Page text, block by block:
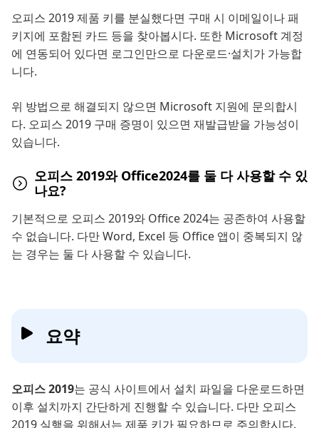
오피스 2019 제품 키를 분실했다면 구매 시 이메일이나 패
키지에 포함된 카드 등을 찾아봅시다. 또한 Microsoft 계정
에 연동되어 있다면 로그인만으로 다운로드·설치가 가능합
니다.
위 방법으로 해결되지 않으면 Microsoft 지원에 문의합시
다. 오피스 2019 구매 증명이 있으면 재발급받을 가능성이
있습니다.
오피스 2019와 Office2024를 둘 다 사용할 수 있
나요?
기본적으로 오피스 2019와 Office 2024는 공존하여 사용할
수 없습니다. 다만 Word, Excel 등 Office 앱이 중복되지 않
는 경우는 둘 다 사용할 수 있습니다.
요약
오피스 2019는 공식 사이트에서 설치 파일을 다운로드하면
이후 설치까지 간단하게 진행할 수 있습니다. 다만 오피스
2019 실행을 위해서는 제품 키가 필요하므로 주의합시다.